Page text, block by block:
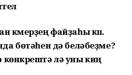
файҙаһы күп.
бөтәһен дә беләбеҙме?
көнкүрештә лә уны киң